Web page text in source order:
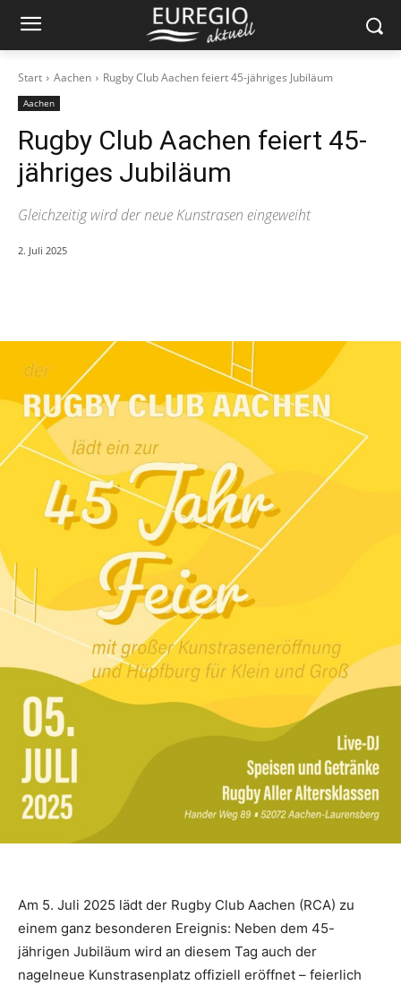
Start Aachen Rugby Club Aachen feiert 45-jähriges Jubiläum
Aachen
Rugby Club Aachen feiert 45-
jähriges Jubiläum
Gleichzeitig wird der neue Kunstrasen eingeweiht
2. Juli 2025
Am 5. Juli 2025 lädt der Rugby Club Aachen (RCA) zu
einem ganz besonderen Ereignis: Neben dem 45-
jährigen Jubiläum wird an diesem Tag auch der
nagelneue Kunstrasenplatz offiziell eröffnet – feierlich